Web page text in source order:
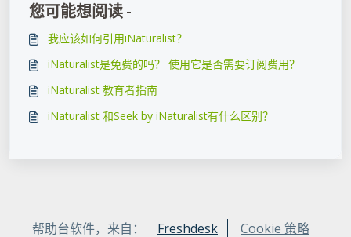
您可能想阅读 -
我应该如何引用iNaturalist？
iNaturalist是免费的吗？ 使用它是否需要订阅费用？
iNaturalist 教育者指南
iNaturalist 和Seek by iNaturalist有什么区别？
帮助台软件，来自： Freshdesk Cookie 策略